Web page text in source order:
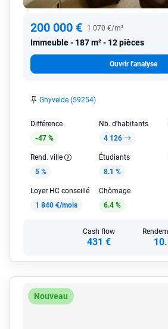
200 000 € 1 070 €/m²
Immeuble 187 m² - 12 pièces
Ouvrir l'analyse
Ghyvelde (59254)
Différence
-47 %
Nb. d'habitants
4 126
Rend. ville
5 %
Étudiants
8.1 %
Loyer HC conseillé
1 840 €/mois
Chômage
6.4 %
Cash flow
431 €
Nouveau